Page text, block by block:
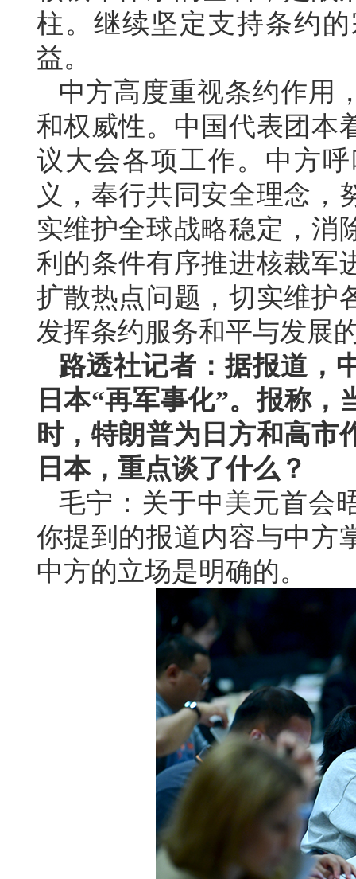
柱。继续坚定支持条约
益。
中方高度重视条约作用
和权威性。中国代表团本
议大会各项工作。中方
义，奉行共同安全理念，
实维护全球战略稳定，消
利的条件有序推进核裁军
扩散热点问题，切实维护
发挥条约服务和平与发展
路透社记者：据报道，
日本“再军事化”。报称
时，特朗普为日方和高市
日本，重点谈了什么？
毛宁：关于中美元首会
你提到的报道内容与中方
中方的立场是明确的。